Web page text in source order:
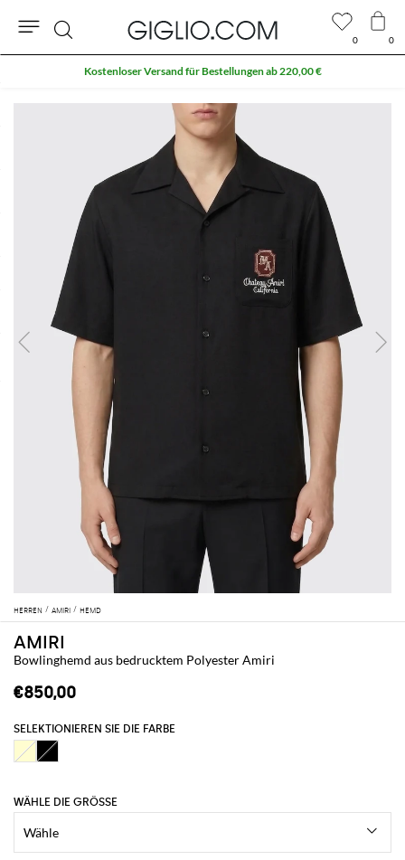
HERREN AMIRI HEMD
AMIRI
Bowlinghemd aus bedrucktem Polyester Amiri
€850,00
SELEKTIONIEREN SIE DIE FARBE
WÄHLE DIE GRÖSSE
0 0
Suche
Kostenloser Versand für Bestellungen ab 220,00 €